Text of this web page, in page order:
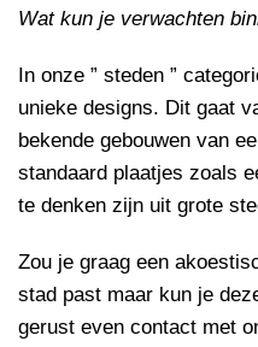
Wat kun je verwachten
In onze ” steden ”
unieke designs. Dit gaat
bekende gebouwen van
standaard plaatjes zoals
te denken zijn uit grote
Zou je graag een
stad past maar kun je
gerust even contact met